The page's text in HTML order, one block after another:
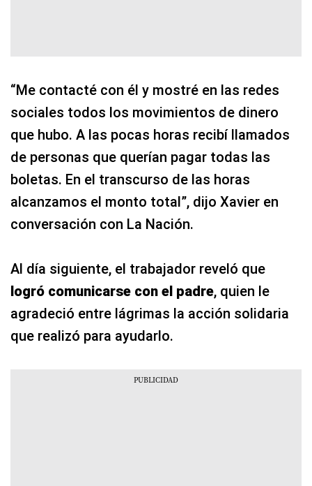
“Me contacté con él y mostré en las redes
sociales todos los movimientos de dinero
que hubo. A las pocas horas recibí llamados
de personas que querían pagar todas las
boletas. En el transcurso de las horas
alcanzamos el monto total”, dijo Xavier en
conversación con La Nación.
Al día siguiente, el trabajador reveló que
logró comunicarse con el padre, quien le
agradeció entre lágrimas la acción solidaria
que realizó para ayudarlo.